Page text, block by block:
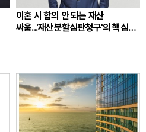
이혼 시 합의 안 되는 재산
싸움...'재산분할심판청구'의 핵심